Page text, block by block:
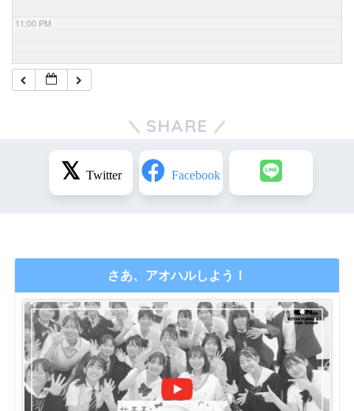
11:00 PM
SHARE
さあ、アオハルしよう！